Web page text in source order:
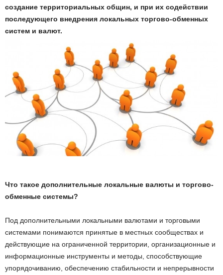
создание территориальных общин, и при их содействии
последующего внедрения локальных торгово-обменных
систем и валют.
Что такое дополнительные локальные валюты и торгово-
обменные системы?
Под дополнительными локальными валютами и торговыми
системами понимаются принятые в местных сообществах и
действующие на ограниченной территории, организационные и
информационные инструменты и методы, способствующие
упорядочиванию, обеспечению стабильности и непрерывности